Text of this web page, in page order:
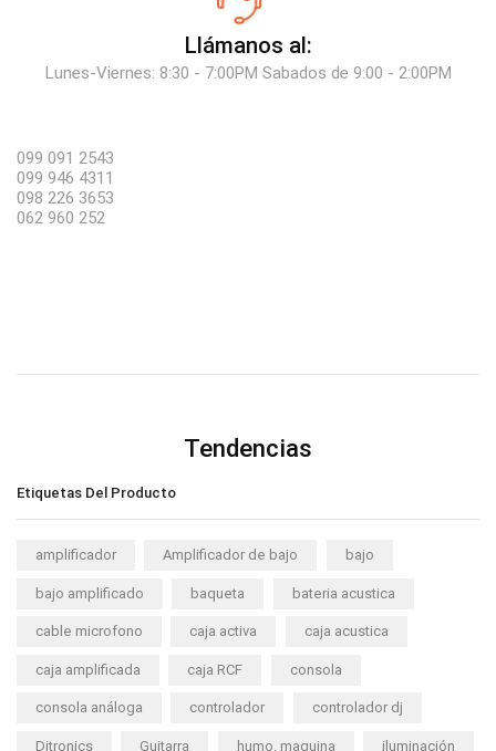
Llámanos al:
Lunes-Viernes: 8:30 - 7:00PM Sabados de 9:00 - 2:00PM
099 091 2543
099 946 4311
098 226 3653
062 960 252
Tendencias
Etiquetas Del Producto
amplificador Amplificador de bajo bajo
bajo amplificado baqueta bateria acustica
cable microfono caja activa caja acustica
caja amplificada caja RCF consola
consola análoga controlador controlador dj
Ditronics Guitarra humo. maquina iluminación